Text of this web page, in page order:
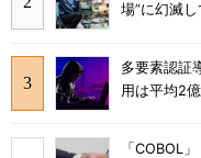
場”に幻滅し
多要素認証
用は平均2
「COBOL